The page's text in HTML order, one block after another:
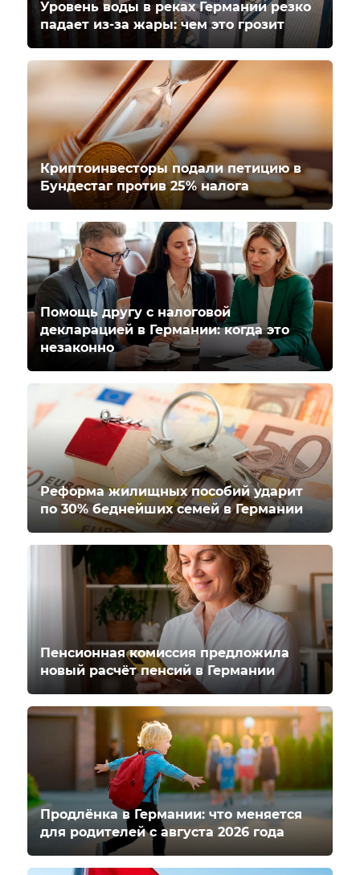
Уровень воды в реках Германии резко
падает из-за жары: чем это грозит
Криптоинвесторы подали петицию в
Бундестаг против 25% налога
Помощь другу с налоговой
декларацией в Германии: когда это
незаконно
Реформа жилищных пособий ударит
по 30% беднейших семей в Германии
Пенсионная комиссия предложила
новый расчёт пенсий в Германии
Продлёнка в Германии: что меняется
для родителей с августа 2026 года